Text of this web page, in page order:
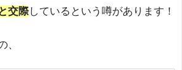
交際しているという噂があります！
、